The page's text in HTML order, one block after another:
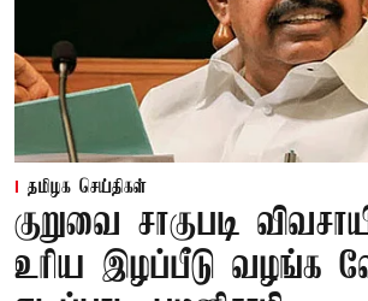
தமிழக செய்திகள்
குறுவை சாகுபடி
உரிய இழப்பீடு வழங்க